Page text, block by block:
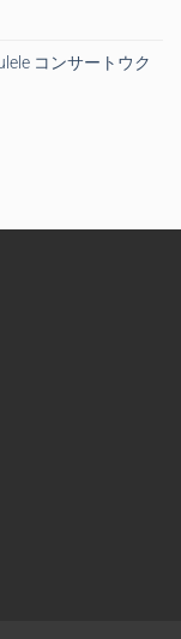
コンサートウク